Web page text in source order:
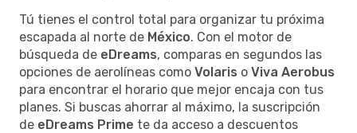
Tú tienes el control total para organizar tu próxima
escapada al norte de México. Con el motor de
búsqueda de eDreams, comparas en segundos las
opciones de aerolíneas como Volaris o Viva Aerobus
para encontrar el horario que mejor encaja con tus
planes. Si buscas ahorrar al máximo, la suscripción
de eDreams Prime te da acceso a descuentos